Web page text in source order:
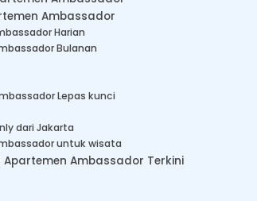
Ambassador
Harian
Bulanan
Lepas kunci
dari Jakarta
untuk wisata
Ambassador Terkini